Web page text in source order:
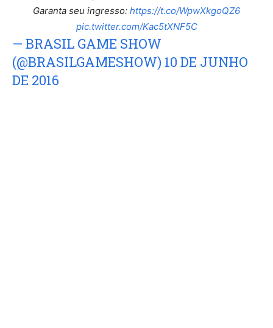
Garanta seu ingresso: https://t.co/WpwXkgoQZ6
pic.twitter.com/Kac5tXNF5C
— BRASIL GAME SHOW
(@BRASILGAMESHOW) 10 DE JUNHO
DE 2016